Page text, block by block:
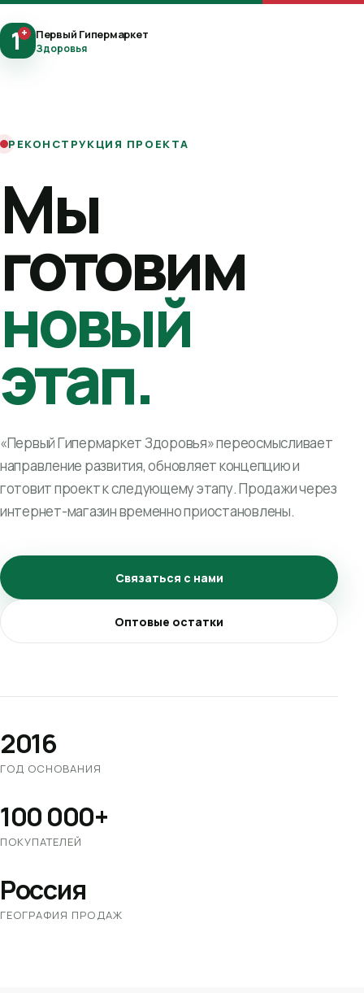
1+ Первый Гипермаркет
Здоровья
РЕКОНСТРУКЦИЯ ПРОЕКТА
Мы
готовим
новый
этап.
«Первый Гипермаркет Здоровья» переосмысливает
направление развития, обновляет концепцию и
готовит проект к следующему этапу. Продажи через
интернет-магазин временно приостановлены.
Связаться с нами
Оптовые остатки
2016
ГОД ОСНОВАНИЯ
100 000+
ПОКУПАТЕЛЕЙ
Россия
ГЕОГРАФИЯ ПРОДАЖ